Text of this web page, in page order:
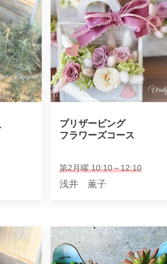
プリザービング
フラワーズコース
第2月曜 10:10～12:10
浅井 薫子